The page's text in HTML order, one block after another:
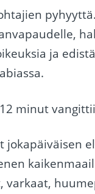
ja
minut
jokapäiväisen
varkaat,